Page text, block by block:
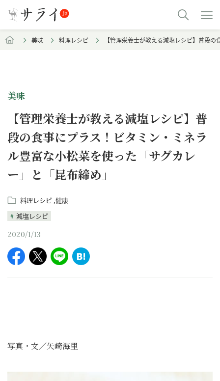
美味 料理レシピ 【管理栄養士が教える減塩レシピ】普段
美味
【管理栄養士が教える減塩レシピ】普
段の食事にプラス！ビタミン・ミネラ
ル豊富な小松菜を使った「サグカレ
ー」と「昆布締め」
料理レシピ 健康
減塩レシピ
2020/1/13
写真・文／矢崎海里